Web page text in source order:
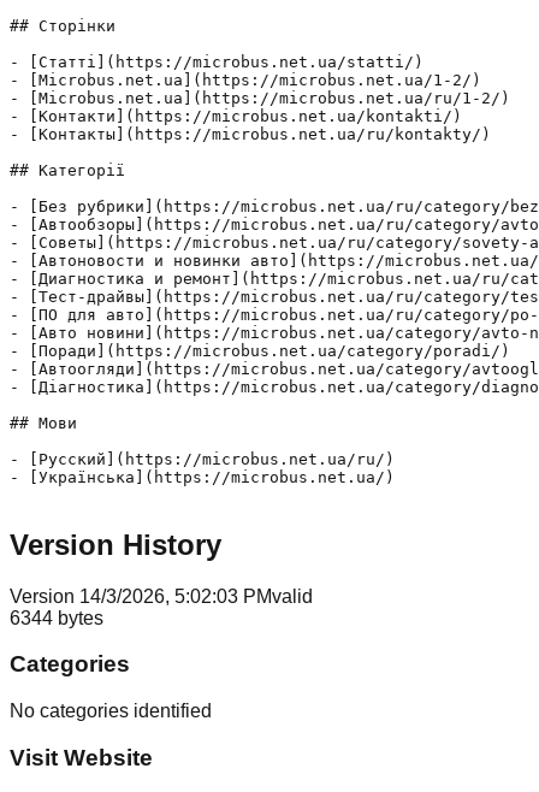
## Сторінки
- [Статті](https://microbus.net.ua/statti/)
- [Microbus.net.ua](https://microbus.net.ua/1-2/)
- [Microbus.net.ua](https://microbus.net.ua/ru/1-2/)
- [Контакти](https://microbus.net.ua/kontakti/)
- [Контакты](https://microbus.net.ua/ru/kontakty/)
## Категорії
- [Без рубрики](https://microbus.net.ua/ru/category/
- [Автообзоры](https://microbus.net.ua/ru/category/
- [Советы](https://microbus.net.ua/ru/category/sovety-
- [Автоновости и новинки авто](https://
- [Диагностика и ремонт](https://microbus.net.ua/ru/
- [Тест-драйвы](https://microbus.net.ua/ru/category/
- [ПО для авто](https://microbus.net.ua/ru/category/
- [Авто новини](https://microbus.net.ua/category/
- [Поради](https://microbus.net.ua/category/poradi/)
- [Автоогляди](https://microbus.net.ua/category/
- [Діагностика](https://microbus.net.ua/category/
## Мови
- [Русский](https://microbus.net.ua/ru/)
- [Українська](https://microbus.net.ua/)
Version History
Version 14/3/2026, 5:02:03 PMvalid
6344 bytes
Categories
No categories identified
Visit Website